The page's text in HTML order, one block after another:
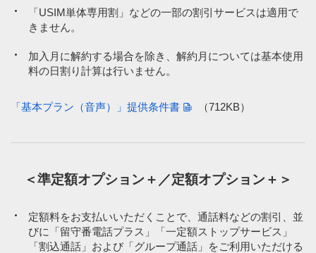
「USIM単体専用割」などの一部の割引サービスは適用で
きません。
加入月に解約する場合を除き、解約月については基本使用
料の日割り計算は行いません。
「基本プラン（音声）」提供条件書 （712KB）
＜準定額オプション＋／定額オプション＋＞
定額料をお支払いいただくことで、通話料などの割引、並
びに「留守番電話プラス」「一定額ストップサービス」
「割込通話」および「グループ通話」をご利用いただける